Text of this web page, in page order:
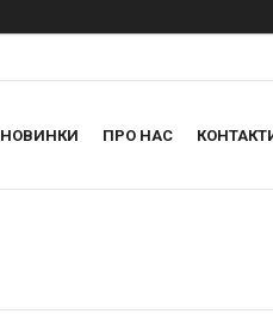
НОВИНКИ ПРО НАС